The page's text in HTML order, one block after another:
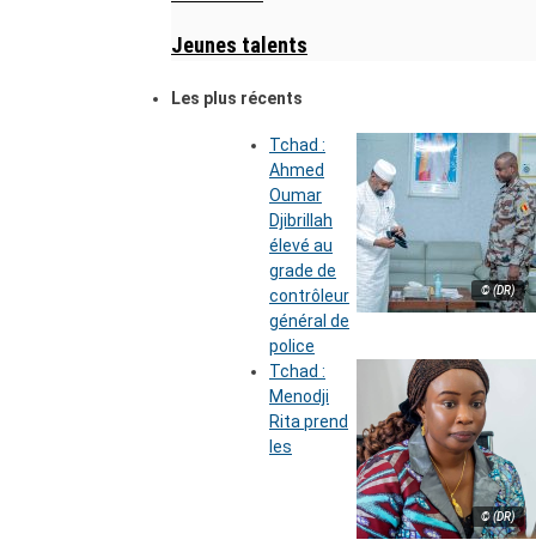
Jeunes talents
Les plus récents
© (DR)
Tchad :
Ahmed
Oumar
Djibrillah
élevé au
grade de
contrôleur
général de
police
© (DR)
Tchad :
Menodji
Rita prend
les